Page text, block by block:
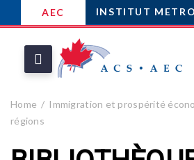
AEC INSTITUT
Home
Immigration et prospérité
régions